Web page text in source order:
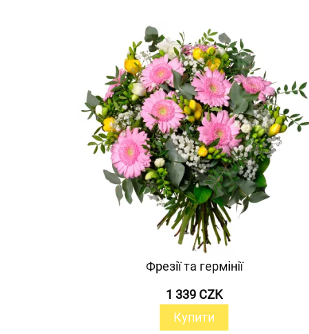
Фрезії та гермінії
1 339 CZK
Купити